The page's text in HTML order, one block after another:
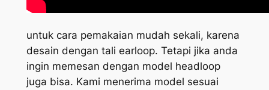
untuk cara pemakaian mudah sekali, karena
desain dengan tali earloop. Tetapi jika anda
ingin memesan dengan model headloop
juga bisa. Kami menerima model sesuai